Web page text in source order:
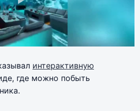
интерактивную
где можно побыть